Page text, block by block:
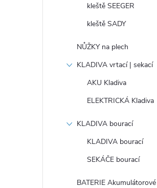
kleště SEEGER
kleště SADY
NŮŽKY na plech
KLADIVA vrtací | sekací
AKU Kladiva
ELEKTRICKÁ Kladiva
KLADIVA bourací
KLADIVA bourací
SEKÁČE bourací
BATERIE Akumulátorové